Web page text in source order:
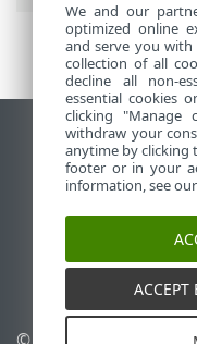
Rodyti
End of Life
ESET žinių bazė
ESET forumas
ESET Status
Palaikymas
We and our
optimized online
and serve you with
collection of all
decline all non-
essential cookies
clicking "Manage
withdraw your
anytime by clicking
footer or in your
information, see our
ACCEPT